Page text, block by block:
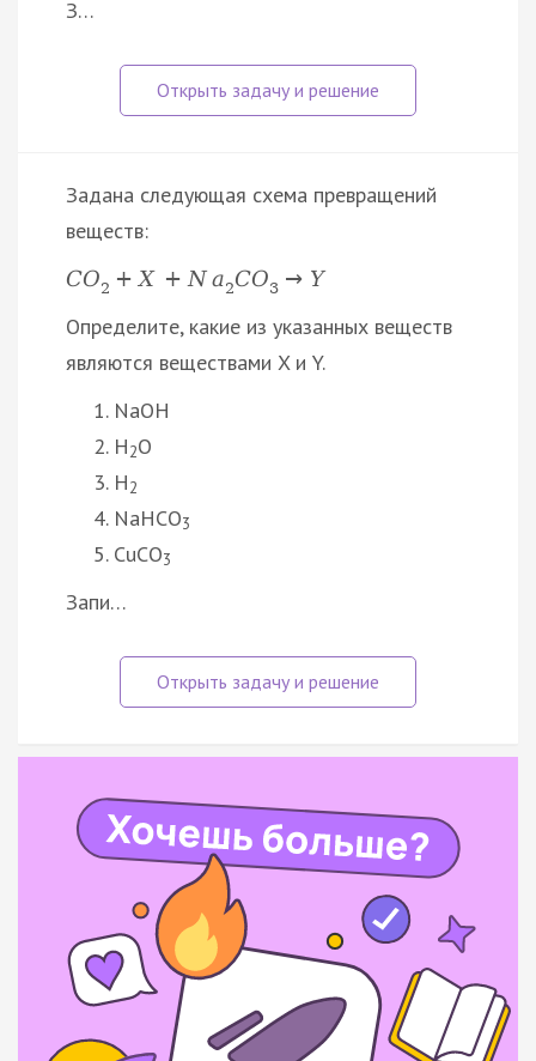
З…
Задана следующая схема превращений
веществ:
CO2 + X + N a2CO3 → Y
Определите, какие из указанных веществ
являются веществами X и Y.
NaOH
H2O
H2
NaHCO3
CuCO3
Запи…